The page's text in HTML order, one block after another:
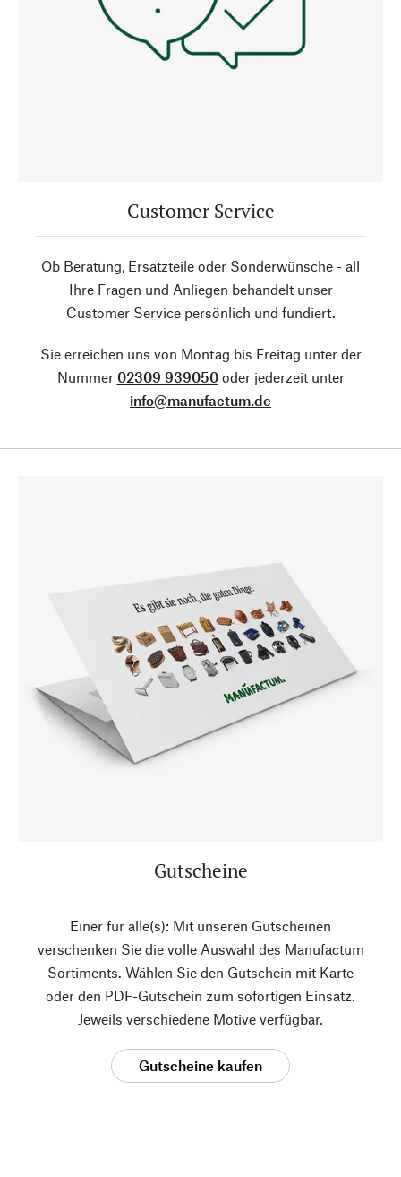
Customer Service
Ob Beratung, Ersatzteile oder Sonderwünsche - all
Ihre Fragen und Anliegen behandelt unser
Customer Service persönlich und fundiert.
Sie erreichen uns von Montag bis Freitag unter der
Nummer 02309 939050oder jederzeit unter
info@manufactum.de
Gutscheine
Einer für alle(s): Mit unseren Gutscheinen
verschenken Sie die volle Auswahl des Manufactum
Sortiments. Wählen Sie den Gutschein mit Karte
oder den PDF-Gutschein zum sofortigen Einsatz.
Jeweils verschiedene Motive verfügbar.
Gutscheine kaufen